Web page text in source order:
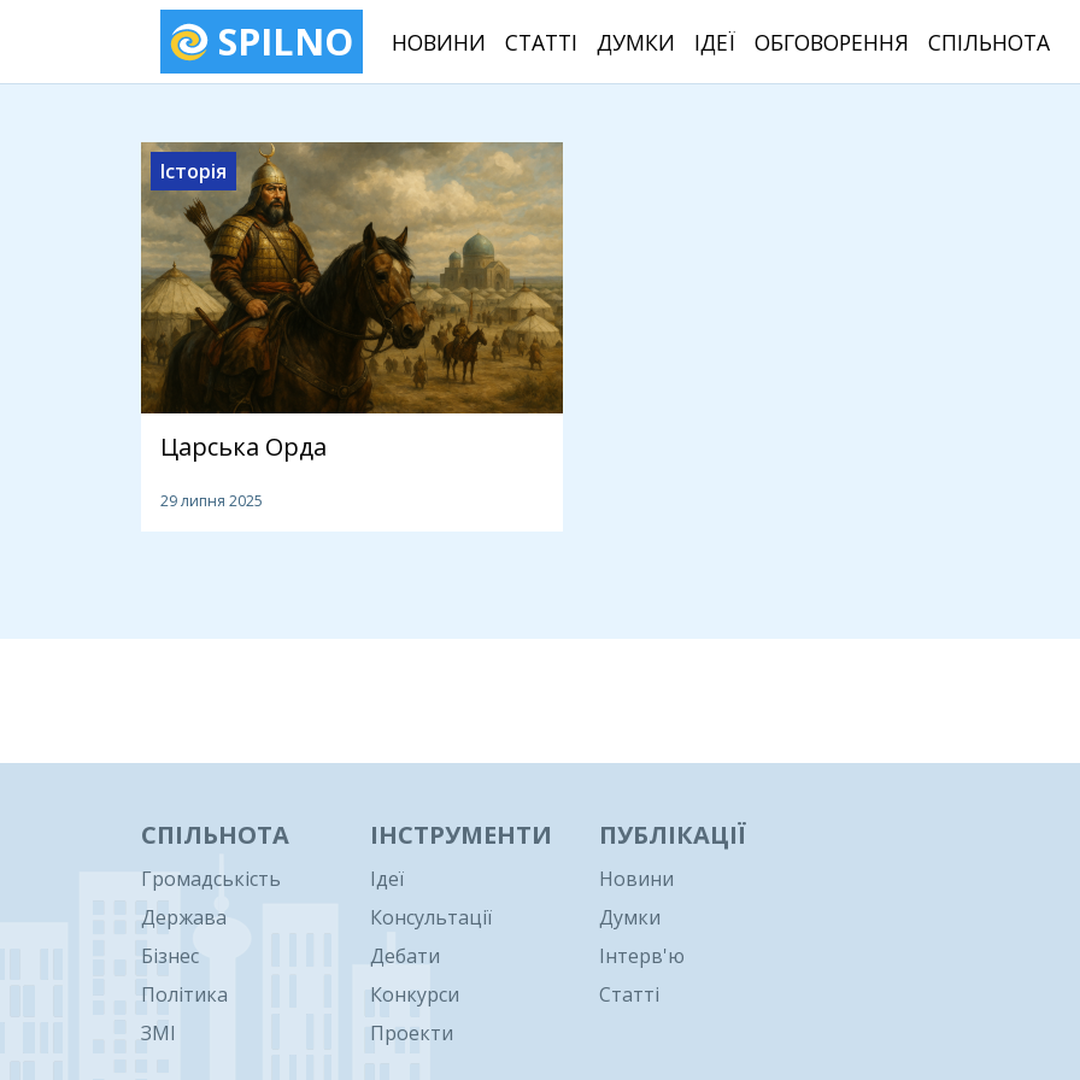
SPILNO НОВИНИ СТАТТІ ДУМКИ ІДЕЇ ОБГОВОРЕННЯ СПІЛЬНОТА
Історія
Царська Орда
29 липня 2025
СПІЛЬНОТА
Громадськість
Держава
Бізнес
Політика
ЗМІ
ІНСТРУМЕНТИ
Ідеї
Консультації
Дебати
Конкурси
Проекти
ПУБЛІКАЦІЇ
Новини
Думки
Інтерв'ю
Статті